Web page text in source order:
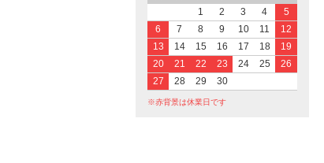
1
2 3 4
5
6
7 8 9 10 11
12
13
14 15 16 17 18
19
20
21 22 23 24 25
26
27
28 29 30
※赤背景は休業日です